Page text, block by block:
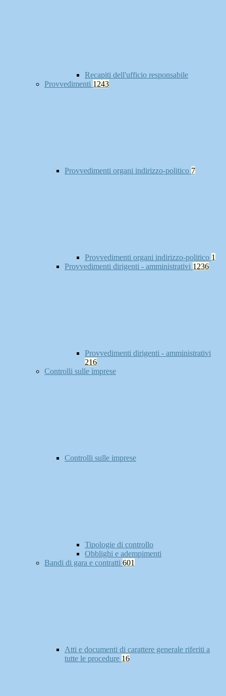
Recapiti dell'ufficio responsabile
Provvedimenti 1243
Provvedimenti organi indirizzo-politico 7
Provvedimenti organi indirizzo-politico 1
Provvedimenti dirigenti - amministrativi 1236
Provvedimenti dirigenti - amministrativi
216
Controlli sulle imprese
Controlli sulle imprese
Tipologie di controllo
Obblighi e adempimenti
Bandi di gara e contratti 601
Atti e documenti di carattere generale riferiti a
tutte le procedure 16